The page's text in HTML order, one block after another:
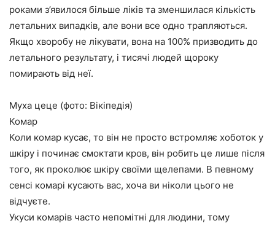
роками з’явилося більше ліків та зменшилася кількість
летальних випадків, але вони все одно трапляються.
Якщо хворобу не лікувати, вона на 100% призводить до
летального результату, і тисячі людей щороку
помирають від неї.
Муха цеце (фото: Вікіпедія)
Комар
Коли комар кусає, то він не просто встромляє хоботок у
шкіру і починає смоктати кров, він робить це лише після
того, як проколює шкіру своїми щелепами. В певному
сенсі комарі кусають вас, хоча ви ніколи цього не
відчуєте.
Укуси комарів часто непомітні для людини, тому